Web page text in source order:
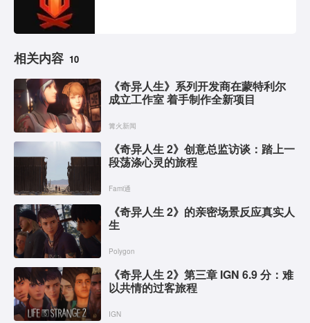
相关内容 10
《奇异人生》系列开发商在蒙特利尔
成立工作室 着手制作全新项目
篝火新闻
《奇异人生 2》创意总监访谈：踏上一
段荡涤心灵的旅程
Fami通
《奇异人生 2》的亲密场景反应真实人
生
Polygon
《奇异人生 2》第三章 IGN 6.9 分：难
以共情的过客旅程
IGN